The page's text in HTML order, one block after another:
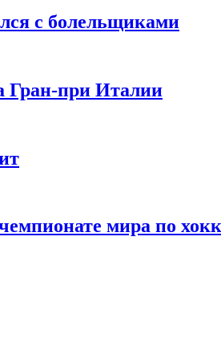
с болельщиками
Гран-при Италии
мира по